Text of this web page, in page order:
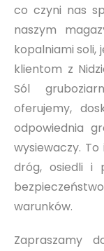
co czyni nas
naszym
kopalniami soli,
klientom z
Sól
oferujemy,
odpowiednia
wysiewaczy.
dróg, osiedli i
warunków.
Zapraszamy